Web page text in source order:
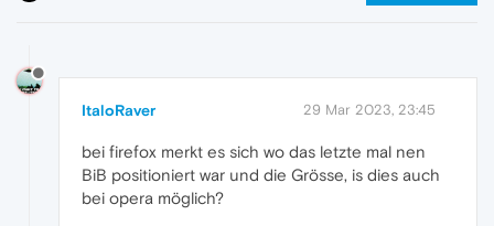
ItaloRaver 29 Mar 2023, 23:45
bei firefox merkt es sich wo das letzte mal nen
BiB positioniert war und die Grösse, is dies auch
bei opera möglich?